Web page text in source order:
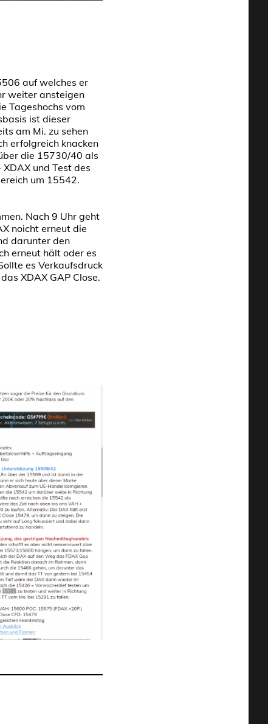
auf welches er
weiter ansteigen
Tageshochs vom
ist dieser
am Mi. zu sehen
erfolgreich knacken
die 15730/40 als
und Test des
um 15542.
Nach 9 Uhr geht
noicht erneut die
darunter den
erneut hält oder es
es Verkaufsdruck
XDAX GAP Close.